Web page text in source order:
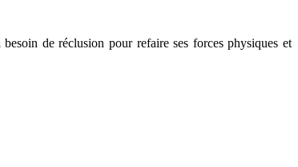
de réclusion pour refaire ses forces physiques et